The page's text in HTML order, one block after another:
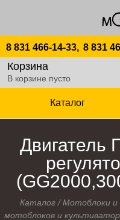
8 831 466-14-33, 8 831
Корзина
В корзине пусто
Каталог
Двигатель
Каталог/Мотоблоки и
мотоблоков и